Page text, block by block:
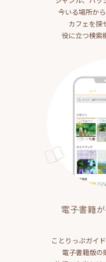
今いる場所か
カフェを探
役に立つ検索
電子書籍
ことりっぷガイ
電子書籍版の